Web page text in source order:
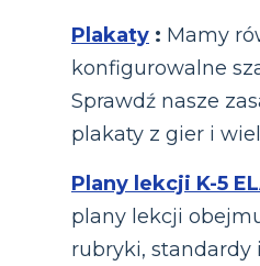
Plakaty : Mamy
konfigurowalne
Sprawdź nasze
plakaty z gier i
Plany lekcji K-5
plany lekcji
rubryki, standardy